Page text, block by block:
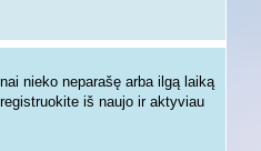
nieko neparašę arba ilgą laiką
iš naujo ir aktyviau